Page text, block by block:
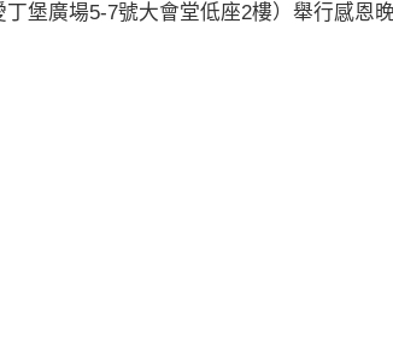
丁堡廣場5-7號大會堂低座2樓）舉行感恩